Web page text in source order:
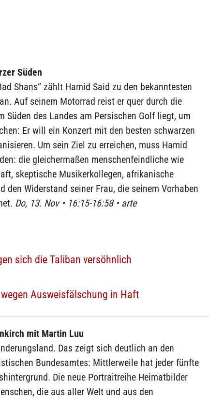
Süden
Shans“ zählt Hamid Said zu den bekanntesten
Auf seinem Motorrad reist er quer durch die
Süden des Landes am Persischen Golf liegt, um
Er will ein Konzert mit den besten schwarzen
Um sein Ziel zu erreichen, muss Hamid
die gleichermaßen menschenfeindliche wie
skeptische Musikerkollegen, afrikanische
den Widerstand seiner Frau, die seinem Vorhaben
Do, 13. Nov • 16:15-16:58 • arte
sich die Taliban versöhnlich
Ausweisfälschung in Haft
mit Martin Luu
Das zeigt sich deutlich an den
Bundesamtes: Mittlerweile hat jeder fünfte
Die neue Portraitreihe Heimatbilder
die aus aller Welt und aus den